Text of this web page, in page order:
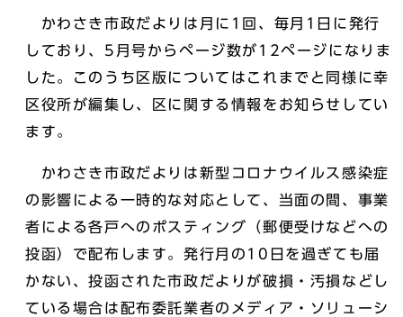
かわさき市政だよりは月に1回、毎月1日に発行
しており、5月号からページ数が12ページになりま
した。このうち区版についてはこれまでと同様に幸
区役所が編集し、区に関する情報をお知らせしてい
ます。
かわさき市政だよりは新型コロナウイルス感染症
の影響による一時的な対応として、当面の間、事業
者による各戸へのポスティング（郵便受けなどへの
投函）で配布します。発行月の10日を過ぎても届
かない、投函された市政だよりが破損・汚損などし
ている場合は配布委託業者のメディア・ソリューシ